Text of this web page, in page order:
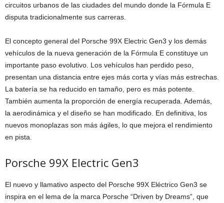
circuitos urbanos de las ciudades del mundo donde la Fórmula E
disputa tradicionalmente sus carreras.
El concepto general del Porsche 99X Electric Gen3 y los demás
vehículos de la nueva generación de la Fórmula E constituye un
importante paso evolutivo. Los vehículos han perdido peso,
presentan una distancia entre ejes más corta y vías más estrechas.
La batería se ha reducido en tamaño, pero es más potente.
También aumenta la proporción de energía recuperada. Además,
la aerodinámica y el diseño se han modificado. En definitiva, los
nuevos monoplazas son más ágiles, lo que mejora el rendimiento
en pista.
Porsche 99X Electric Gen3
El nuevo y llamativo aspecto del Porsche 99X Eléctrico Gen3 se
inspira en el lema de la marca Porsche “Driven by Dreams”, que